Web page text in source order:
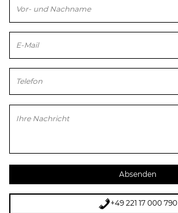
Bitte lasse dieses Feld leer.
+49 221 17 000 790